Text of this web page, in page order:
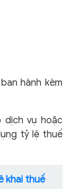
hành kèm
dịch vụ hoặc
tỷ lệ thuế
khai thuế